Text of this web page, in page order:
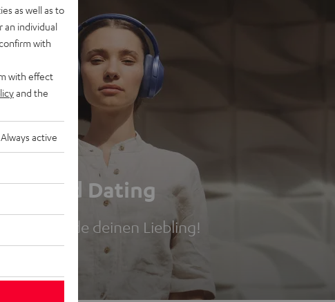
Speed Dating
Ohr. Finde deinen Liebling!
as well as to
an individual
with
with effect
and the
Always active